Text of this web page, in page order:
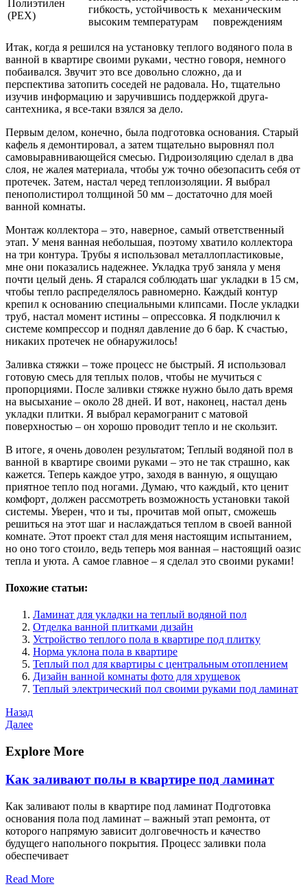
Полиэтилен
(PEX)
гибкость‚ устойчивость к
высоким температурам
механическим
повреждениям
Итак‚ когда я решился на установку теплого водяного пола в
ванной в квартире своими руками‚ честно говоря‚ немного
побаивался. Звучит это все довольно сложно‚ да и
перспектива затопить соседей не радовала. Но‚ тщательно
изучив информацию и заручившись поддержкой друга-
сантехника‚ я все-таки взялся за дело.
Первым делом‚ конечно‚ была подготовка основания. Старый
кафель я демонтировал‚ а затем тщательно выровнял пол
самовыравнивающейся смесью. Гидроизоляцию сделал в два
слоя‚ не жалея материала‚ чтобы уж точно обезопасить себя от
протечек. Затем‚ настал черед теплоизоляции. Я выбрал
пенополистирол толщиной 50 мм – достаточно для моей
ванной комнаты.
Монтаж коллектора – это‚ наверное‚ самый ответственный
этап. У меня ванная небольшая‚ поэтому хватило коллектора
на три контура. Трубы я использовал металлопластиковые‚
мне они показались надежнее. Укладка труб заняла у меня
почти целый день. Я старался соблюдать шаг укладки в 15 см‚
чтобы тепло распределялось равномерно. Каждый контур
крепил к основанию специальными клипсами. После укладки
труб‚ настал момент истины – опрессовка. Я подключил к
системе компрессор и поднял давление до 6 бар. К счастью‚
никаких протечек не обнаружилось!
Заливка стяжки – тоже процесс не быстрый. Я использовал
готовую смесь для теплых полов‚ чтобы не мучиться с
пропорциями. После заливки стяжке нужно было дать время
на высыхание – около 28 дней. И вот‚ наконец‚ настал день
укладки плитки. Я выбрал керамогранит с матовой
поверхностью – он хорошо проводит тепло и не скользит.
В итоге‚ я очень доволен результатом; Теплый водяной пол в
ванной в квартире своими руками – это не так страшно‚ как
кажется. Теперь каждое утро‚ заходя в ванную‚ я ощущаю
приятное тепло под ногами. Думаю‚ что каждый‚ кто ценит
комфорт‚ должен рассмотреть возможность установки такой
системы. Уверен‚ что и ты‚ прочитав мой опыт‚ сможешь
решиться на этот шаг и наслаждаться теплом в своей ванной
комнате. Этот проект стал для меня настоящим испытанием‚
но оно того стоило‚ ведь теперь моя ванная – настоящий оазис
тепла и уюта. А самое главное – я сделал это своими руками!
Похожие статьи:
Ламинат для укладки на теплый водяной пол
Отделка ванной плитками дизайн
Устройство теплого пола в квартире под плитку
Норма уклона пола в квартире
Теплый пол для квартиры с центральным отоплением
Дизайн ванной комнаты фото для хрущевок
Теплый электрический пол своими руками под ламинат
Навигация
по
записям
Предыдущая
запись
Назад
Следующая
Далее
Explore More
Как заливают полы в квартире под ламинат
Как заливают полы в квартире под ламинат Подготовка
основания пола под ламинат – важный этап ремонта, от
которого напрямую зависит долговечность и качество
будущего напольного покрытия. Процесс заливки пола
обеспечивает
Read More